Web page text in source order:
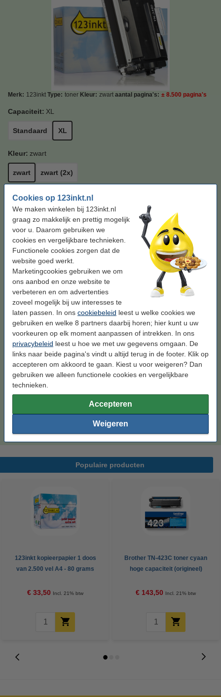
Cookies op 123inkt.nl
We maken winkelen bij 123inkt.nl
graag zo makkelijk en prettig mogelijk
voor u. Daarom gebruiken we
cookies en vergelijkbare technieken.
Functionele cookies zorgen dat de
website goed werkt.
Marketingcookies gebruiken we om
ons aanbod en onze website te
verbeteren en om advertenties
zoveel mogelijk bij uw interesses te
laten passen. In ons cookiebeleid leest u welke cookies we
gebruiken en welke 8 partners daarbij horen; hier kunt u uw
voorkeuren op elk moment aanpassen of intrekken. In ons
privacybeleid leest u hoe we met uw gegevens omgaan. De
links naar beide pagina's vindt u altijd terug in de footer. Klik op
accepteren om akkoord te gaan. Kiest u voor weigeren? Dan
gebruiken we alleen functionele cookies en vergelijkbare
technieken.
Accepteren
Weigeren
Merk: 123inkt Type: toner Kleur: zwart aantal pagina's: ± 8.500 pagina's
Capaciteit: XL
Standaard XL
Kleur: zwart
zwart zwart (2x)
Bekijk de specificaties en omschrijving
Bespaar ruim 45%op uw afdrukkosten
Direct leverbaar
Maandag in huis
Per pagina € 0,008
€ 69,50 Bestellen
Profiteer van het gemak!
123inkt huismerk vervangt Brother TN-3480
toner zwart hoge capaciteit dubbelpak
€ 139,00
Tip: papier meebestellen
123inkt kopieerpapier 1 doos van 2.500 vel A4 -
80 grams FSC® Mix Credit
€ 33,50
123inkt huismerk vervangt Brother DR-3400
drum
Populaire producten
123inkt kopieerpapier 1 doos
van 2.500 vel A4 - 80 grams
€ 33,50 Incl. 21% btw
Brother TN-423C toner cyaan
hoge capaciteit (origineel)
€ 143,50 Incl. 21% btw